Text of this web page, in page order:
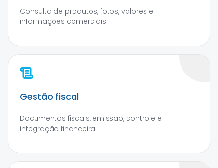
Consulta de produtos, fotos, valores e
informações comerciais.
Gestão fiscal
Documentos fiscais, emissão, controle e
integração financeira.